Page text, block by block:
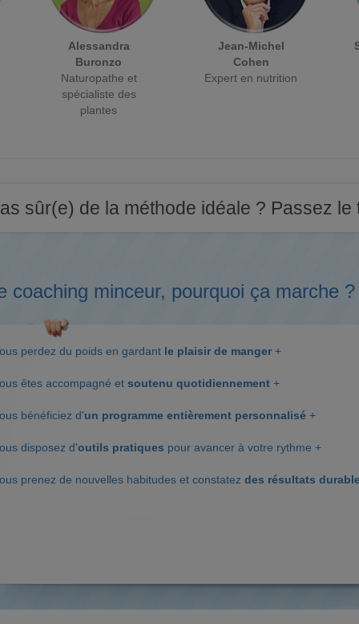
Alessandra
Buronzo
Naturopathe et
spécialiste des
plantes
Jean-Michel
Cohen
Expert en nutrition
sûr(e) de la méthode idéale ? Passez
coaching minceur, pourquoi ça marche ?
perdez du poids en gardant le plaisir de manger +
êtes accompagné et soutenu quotidiennement +
bénéficiez d'un programme entièrement personnalisé +
disposez d'outils pratiques pour avancer à votre rythme +
prenez de nouvelles habitudes et constatez des résultats